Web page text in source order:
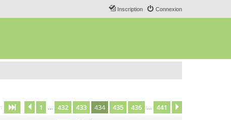
Connexion
Inscription
Page 434 sur441
Précédent
1 432 433 434 435 436 441